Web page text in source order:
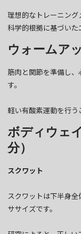
理想的なトレーニング
科学的根拠に基づいた
ウォームア
筋肉と関節を準備し
す。
軽い有酸素運動を行う
ボディウェ
分）
スクワット
スクワットは下半身
ササイズです。